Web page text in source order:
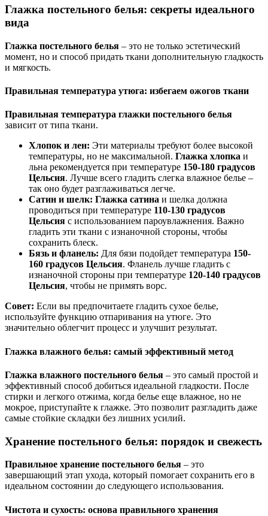
Глажка постельного белья: секреты идеального
вида
Глажка постельного белья – это не только эстетический
момент, но и способ придать ткани дополнительную гладкость
и мягкость.
Правильная температура утюга: избегаем ожогов ткани
Правильная температура глажки постельного белья
зависит от типа ткани.
Хлопок и лен: Эти материалы требуют более высокой
температуры, но не максимальной. Глажка хлопка и
льна рекомендуется при температуре 150-180 градусов
Цельсия. Лучше всего гладить слегка влажное белье –
так оно будет разглаживаться легче.
Сатин и шелк: Глажка сатина и шелка должна
проводиться при температуре 110-130 градусов
Цельсия с использованием пароувлажнения. Важно
гладить эти ткани с изнаночной стороны, чтобы
сохранить блеск.
Бязь и фланель: Для бязи подойдет температура 150-
160 градусов Цельсия. Фланель лучше гладить с
изнаночной стороны при температуре 120-140 градусов
Цельсия, чтобы не примять ворс.
Совет: Если вы предпочитаете гладить сухое белье,
используйте функцию отпаривания на утюге. Это
значительно облегчит процесс и улучшит результат.
Глажка влажного белья: самый эффективный метод
Глажка влажного постельного белья – это самый простой и
эффективный способ добиться идеальной гладкости. После
стирки и легкого отжима, когда белье еще влажное, но не
мокрое, приступайте к глажке. Это позволит разгладить даже
самые стойкие складки без лишних усилий.
Хранение постельного белья: порядок и свежесть
Правильное хранение постельного белья – это
завершающий этап ухода, который помогает сохранить его в
идеальном состоянии до следующего использования.
Чистота и сухость: основа правильного хранения